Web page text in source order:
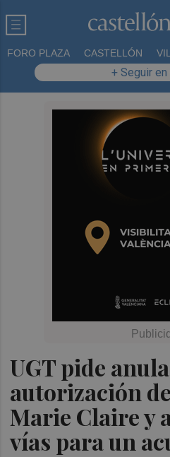
FORO PLAZA CASTELLÓN
+ Seguir en
UGT pide
autorización
Marie Claire y
vías para un